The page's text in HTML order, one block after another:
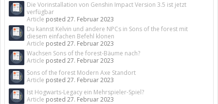
Die Vorinstallation von Genshin Impact Version 3.5 ist jetzt
verfügbar
Article posted 27. Februar 2023
Du kannst Kelvin und andere NPCs in Sons of the forest mit
diesem einfachen Befehl klonen
Article posted 27. Februar 2023
Wachsen Sons of the forest-Bäume nach?
Article posted 27. Februar 2023
Sons of the forest Modern Axe Standort
Article posted 27. Februar 2023
Ist Hogwarts-Legacy ein Mehrspieler-Spiel?
Article posted 27. Februar 2023